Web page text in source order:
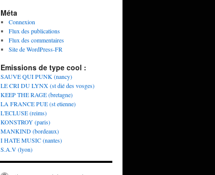
Méta
Connexion
Flux des publications
Flux des commentaires
Site de WordPress-FR
Emissions de type cool :
SAUVE QUI PUNK (nancy)
LE CRI DU LYNX (st dié des vosges)
KEEP THE RAGE (bretagne)
LA FRANCE PUE (st etienne)
L'ECLUSE (reims)
KONSTROY (paris)
MANKIND (bordeaux)
I HATE MUSIC (nantes)
S.A.V (lyon)